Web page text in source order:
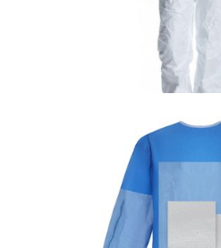
Dezynfekcja i środki ochrony
Kombinezon Tyvek®
Dezynfekcja i środki
Kombinezon